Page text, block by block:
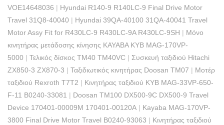
VOE14648036 | Hyundai R140-9 R140LC-9 Final Drive Motor
Travel 31Q8-40040 | Hyundai 39QA-40100 31QA-40041 Travel
Motor Assy Fit for R430LC-9 R430LC-9A R430LC-9SH | Μόνο
κινητήρας μετάδοσης κίνησης KAYABA KYB MAG-170VP-
5000 | Τελικός δίσκος TM40 TM40VC | Συσκευή ταξιδιού Hitachi
ZX850-3 ZX870-3 | Ταξιδιωτικός κινητήρας Doosan TM07 | Μοτέρ
ταξιδιού Rexroth T7T2 | Κινητήρας ταξιδιού KYB MAG-33VP-650-
F-11 B0240-33081 | Doosan TM100 DX500-9C DX500-9 Travel
Device 170401-00009M 170401-00120A | Kayaba MAG-170VP-
3800 Final Drive Motor Travel B0240-93063 | Κινητήρας ταξιδιού